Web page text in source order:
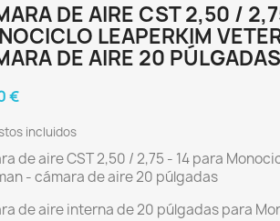
DE AIRE CST 2,50 /
LEAPERKIM
DE AIRE 20 PÚLGADAS
€
incluidos
de aire CST 2,50 / 2,75 - 14 para
- cámara de aire 20 púlgadas
de aire interna de 20 púlgadas para